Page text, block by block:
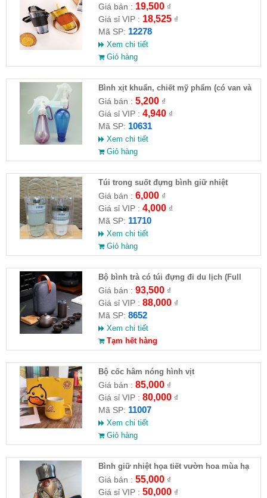
Giá bán : 19,500₫
Giá sỉ VIP : 18,525₫
Mã SP: 12278
Xem chi tiết
Giỏ hàng
Bình xịt khuẩn, chiết mỹ phẩm (có van và
móc khoá)
Giá bán : 5,200₫
Giá sỉ VIP : 4,940₫
Mã SP: 10631
Xem chi tiết
Giỏ hàng
Túi trong suốt đựng bình giữ nhiệt
2510CM ( HĐ )
Giá bán : 6,000₫
Giá sỉ VIP : 4,000₫
Mã SP: 11710
Xem chi tiết
Giỏ hàng
Bộ bình trà có túi đựng đi du lịch (Full
VAT )
Giá bán : 93,500₫
Giá sỉ VIP : 88,000₫
Mã SP: 8652
Xem chi tiết
Tạm hết hàng
Bộ cốc hâm nóng hình vịt
Giá bán : 85,000₫
Giá sỉ VIP : 80,000₫
Mã SP: 11007
Xem chi tiết
Giỏ hàng
Bình giữ nhiệt họa tiết vườn hoa mùa hạ
Giá bán : 55,000₫
Giá sỉ VIP : 50,000₫